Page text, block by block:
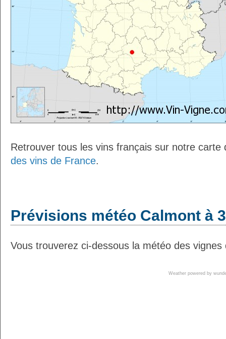
Retrouver tous les vins français sur notre
des vins de France.
Prévisions météo Calmont à
Vous trouverez ci-dessous la météo des
Weather powered by